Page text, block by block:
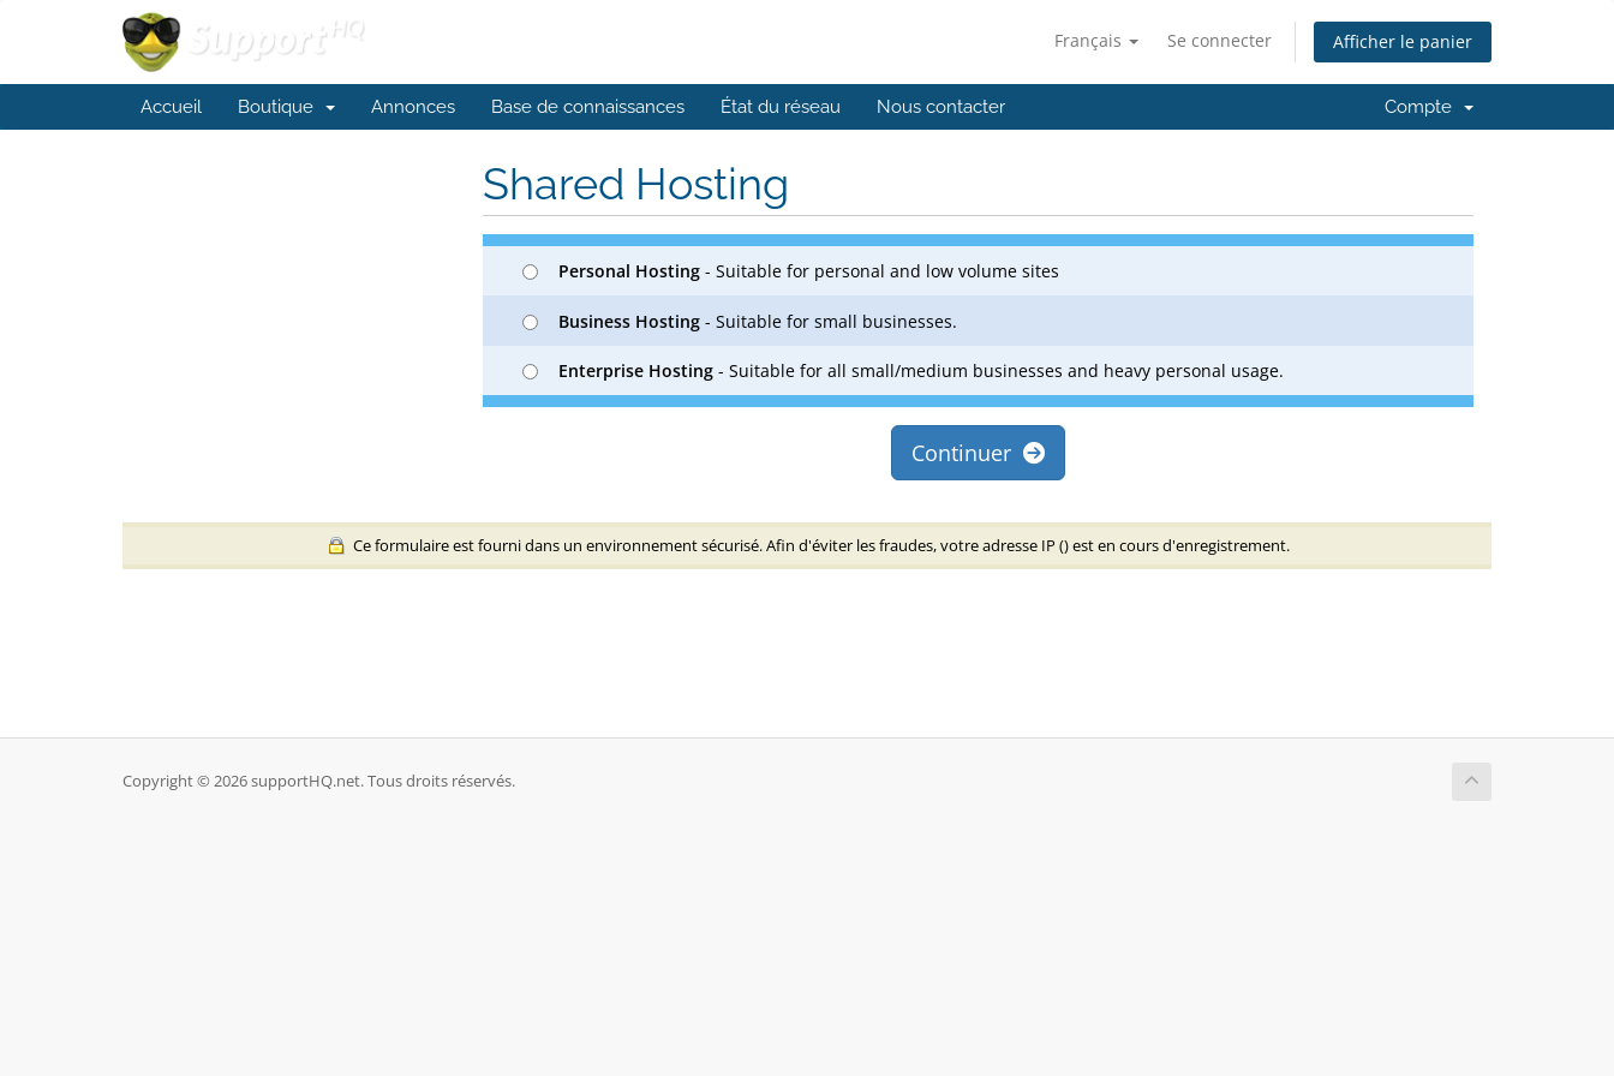
Français Se connecter Afficher le panier
Accueil Boutique Annonces Base de connaissances État du réseau Nous contacter Compte
Shared Hosting
Personal Hosting - Suitable for personal and low volume sites
Business Hosting - Suitable for small businesses.
Enterprise Hosting - Suitable for all small/medium businesses and heavy personal usage.
Continuer
Ce formulaire est fourni dans un environnement sécurisé. Afin d'éviter les fraudes, votre adresse IP () est en cours d'enregistrement.
Copyright © 2026 supportHQ.net. Tous droits réservés.